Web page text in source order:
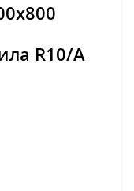
R10/A